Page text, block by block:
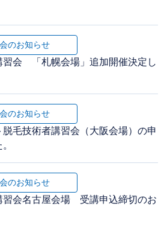
のお知らせ
習会 「札幌会場」追加開催決定し
のお知らせ
毛技術者講習会（大阪会場）の申
のお知らせ
習会名古屋会場 受講申込締切のお